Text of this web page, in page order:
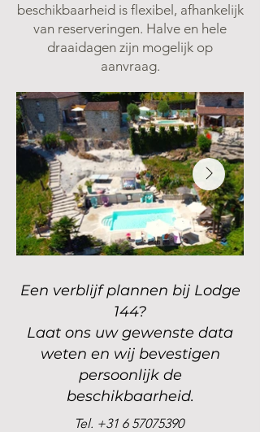
beschikbaarheid is flexibel, afhankelijk
van reserveringen. Halve en hele
draaidagen zijn mogelijk op
aanvraag.
Een verblijf plannen bij Lodge
144?
Laat ons uw gewenste data
weten en wij bevestigen
persoonlijk de
beschikbaarheid.
Tel. +31 6 57075390